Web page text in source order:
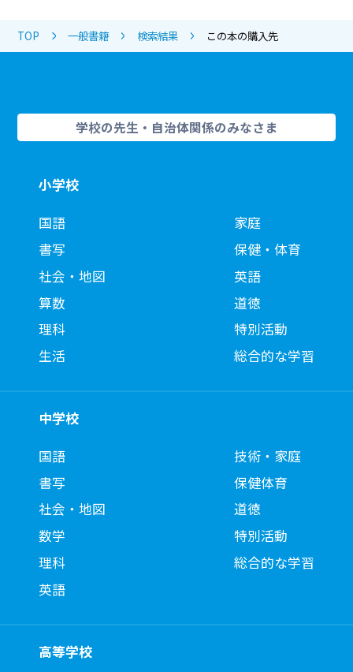
TOP 一般書籍 検索結果 この本の購入先
学校の先生・自治体関係のみなさま
小学校
国語
書写
社会・地図
算数
理科
生活
家庭
保健・体育
英語
道徳
特別活動
総合的な学習
中学校
国語
書写
社会・地図
数学
理科
英語
技術・家庭
保健体育
道徳
特別活動
総合的な学習
高等学校